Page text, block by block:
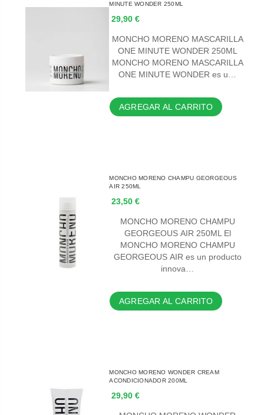
MINUTE WONDER 250ML
29,90 €
MONCHO MORENO MASCARILLA
ONE MINUTE WONDER 250ML
MONCHO MORENO MASCARILLA
ONE MINUTE WONDER es u…
AGREGAR AL CARRITO
MONCHO MORENO CHAMPU GEORGEOUS
AIR 250ML
23,50 €
MONCHO MORENO CHAMPU
GEORGEOUS AIR 250ML El
MONCHO MORENO CHAMPU
GEORGEOUS AIR es un producto
innova…
AGREGAR AL CARRITO
MONCHO MORENO WONDER CREAM
ACONDICIONADOR 200ML
29,90 €